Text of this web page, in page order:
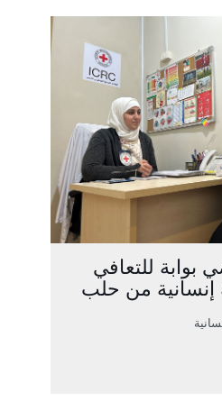
بوابة للتعافي
إنسانية من حلب